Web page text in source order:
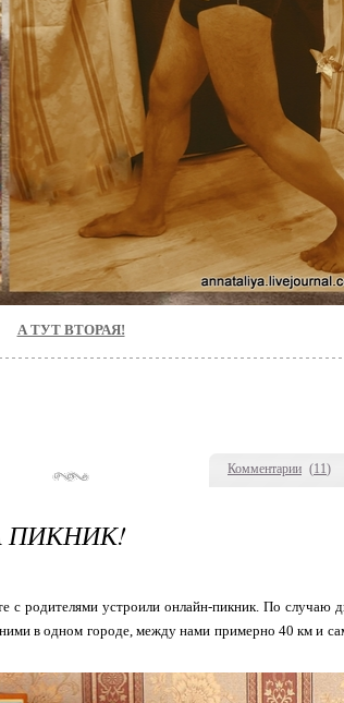
Комментарии (11)
А ТУТ ВТОРАЯ!
ПИКНИК!
с родителями устроили онлайн-пикник. По случаю
в одном городе, между нами примерно 40 км и